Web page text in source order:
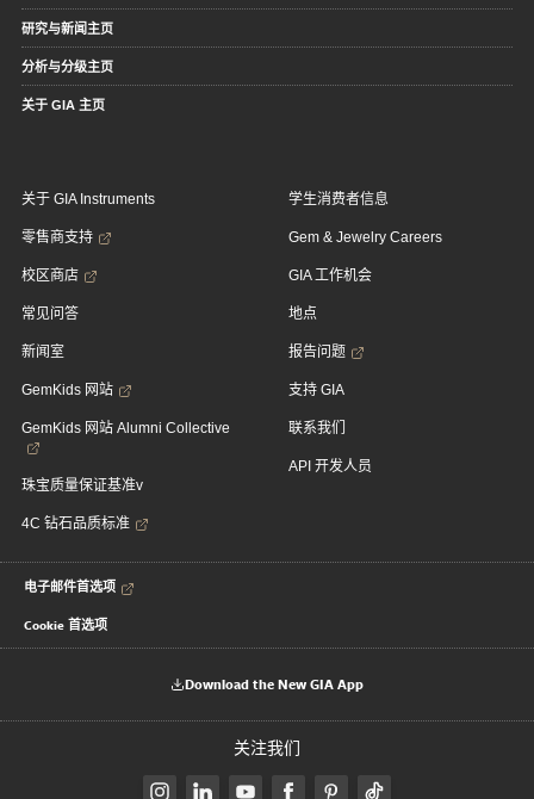
研究与新闻主页
分析与分级主页
关于 GIA 主页
关于 GIA Instruments
零售商支持
校区商店
常见问答
新闻室
GemKids 网站
GemKids 网站 Alumni Collective
珠宝质量保证基准v
4C 钻石品质标准
学生消费者信息
Gem & Jewelry Careers
GIA 工作机会
地点
报告问题
支持 GIA
联系我们
API 开发人员
电子邮件首选项
Cookie 首选项
Download the New GIA App
关注我们